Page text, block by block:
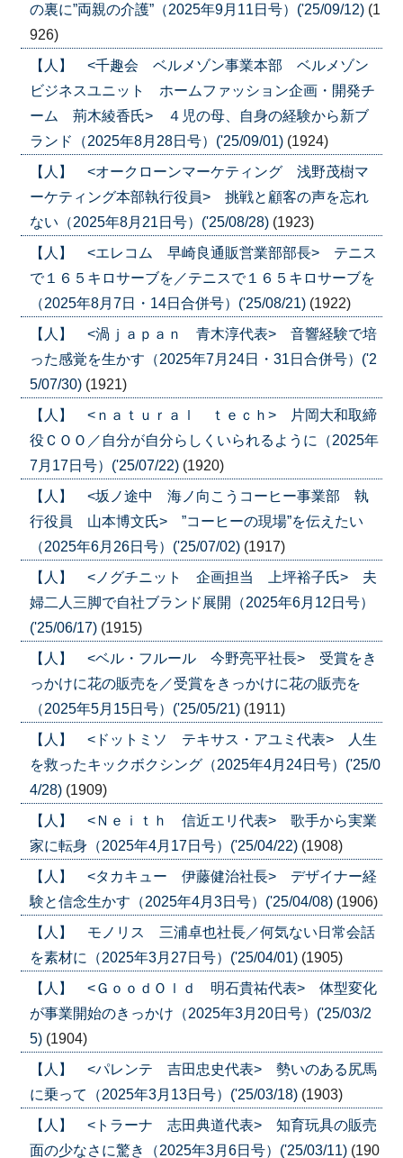
の裏に”両親の介護”（2025年9月11日号）('25/09/12) (1
926)
【人】 <千趣会 ベルメゾン事業本部 ベルメゾン
ビジネスユニット ホームファッション企画・開発チ
ーム 荊木綾香氏> ４児の母、自身の経験から新ブ
ランド（2025年8月28日号）('25/09/01) (1924)
【人】 <オークローンマーケティング 浅野茂樹マ
ーケティング本部執行役員> 挑戦と顧客の声を忘れ
ない（2025年8月21日号）('25/08/28) (1923)
【人】 <エレコム 早崎良通販営業部部長> テニス
で１６５キロサーブを／テニスで１６５キロサーブを
（2025年8月7日・14日合併号）('25/08/21) (1922)
【人】 <渦ｊａｐａｎ 青木淳代表> 音響経験で培
った感覚を生かす（2025年7月24日・31日合併号）('2
5/07/30) (1921)
【人】 <ｎａｔｕｒａｌ ｔｅｃｈ> 片岡大和取締
役ＣＯＯ／自分が自分らしくいられるように（2025年
7月17日号）('25/07/22) (1920)
【人】 <坂ノ途中 海ノ向こうコーヒー事業部 執
行役員 山本博文氏> ”コーヒーの現場”を伝えたい
（2025年6月26日号）('25/07/02) (1917)
【人】 <ノグチニット 企画担当 上坪裕子氏> 夫
婦二人三脚で自社ブランド展開（2025年6月12日号）
('25/06/17) (1915)
【人】 <ベル・フルール 今野亮平社長> 受賞をき
っかけに花の販売を／受賞をきっかけに花の販売を
（2025年5月15日号）('25/05/21) (1911)
【人】 <ドットミソ テキサス・アユミ代表> 人生
を救ったキックボクシング（2025年4月24日号）('25/0
4/28) (1909)
【人】 <Ｎｅｉｔｈ 信近エリ代表> 歌手から実業
家に転身（2025年4月17日号）('25/04/22) (1908)
【人】 <タカキュー 伊藤健治社長> デザイナー経
験と信念生かす（2025年4月3日号）('25/04/08) (1906)
【人】 モノリス 三浦卓也社長／何気ない日常会話
を素材に（2025年3月27日号）('25/04/01) (1905)
【人】 <ＧｏｏｄＯｌｄ 明石貴祐代表> 体型変化
が事業開始のきっかけ（2025年3月20日号）('25/03/2
5) (1904)
【人】 <パレンテ 吉田忠史代表> 勢いのある尻馬
に乗って（2025年3月13日号）('25/03/18) (1903)
【人】 <トラーナ 志田典道代表> 知育玩具の販売
面の少なさに驚き（2025年3月6日号）('25/03/11) (190